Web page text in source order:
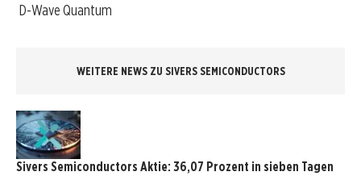
D-Wave Quantum
WEITERE NEWS ZU SIVERS SEMICONDUCTORS
Sivers Semiconductors Aktie: 36,07 Prozent in sieben Tagen